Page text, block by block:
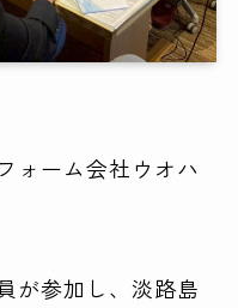
ォーム会社ウオハ
が参加し、淡路島